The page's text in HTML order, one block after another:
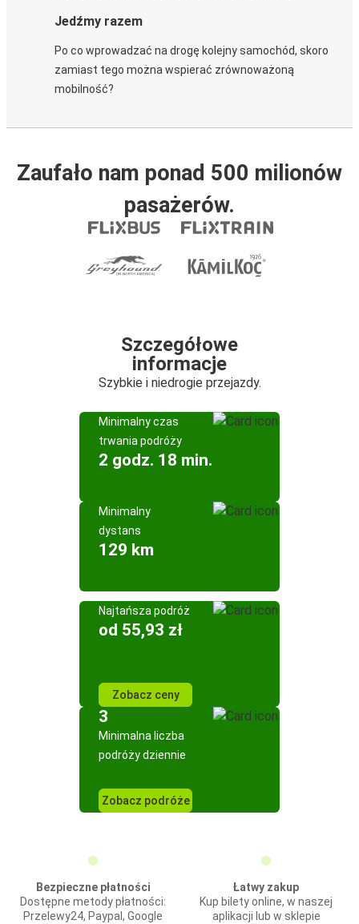
Jedźmy razem
Po co wprowadzać na drogę kolejny samochód, skoro
zamiast tego można wspierać zrównoważoną
mobilność?
Zaufało nam ponad 500 milionów
pasażerów.
Szczegółowe
informacje
Szybkie i niedrogie przejazdy.
Minimalny czas
trwania podróży
2 godz. 18 min.
Minimalny
dystans
129 km
Najtańsza podróż
od 55,93 zł
Zobacz ceny
3
Minimalna liczba
podróży dziennie
Zobacz podróże
Bezpieczne płatności
Dostępne metody płatności:
Przelewy24, Paypal, Google
Łatwy zakup
Kup bilety online, w naszej
aplikacji lub w sklepie